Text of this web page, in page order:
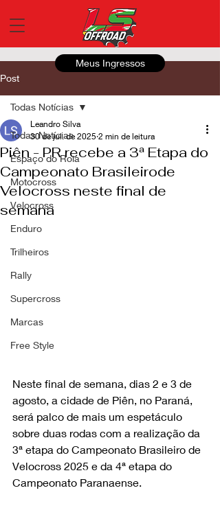
Meus Ingressos
Post
Todas Notícias
Espaço do Roia
Motocross
Velocross
Enduro
Trilheiros
Rally
Supercross
Marcas
Free Style
Todas Notícias
Piên - PR recebe a 3ª Etapa do
Campeonato Brasileirode
Velocross neste final de
semana
Leandro Silva
30 de jul. de 2025 2 min de leitura
Neste final de semana, dias 2 e 3 de
agosto, a cidade de Piên, no Paraná,
será palco de mais um espetáculo
sobre duas rodas com a realização da
3ª etapa do Campeonato Brasileiro de
Velocross 2025 e da 4ª etapa do
Campeonato Paranaense.